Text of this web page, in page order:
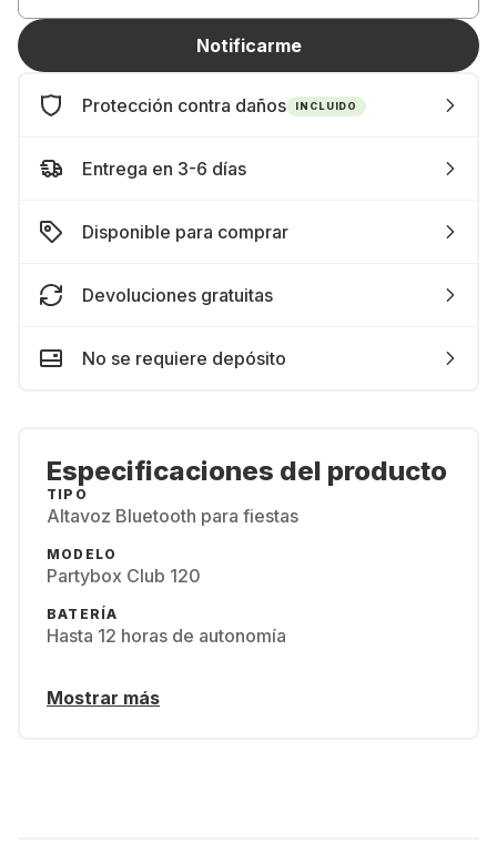
Notificarme
Protección contra daños INCLUIDO
Entrega en 3-6 días
Disponible para comprar
Devoluciones gratuitas
No se requiere depósito
Especificaciones del producto
TIPO
Altavoz Bluetooth para fiestas
MODELO
Partybox Club 120
BATERÍA
Hasta 12 horas de autonomía
Mostrar más